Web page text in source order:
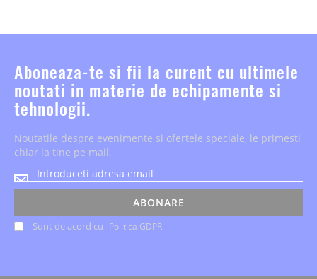
Aboneaza-te si fii la curent cu ultimele
noutati in materie de echipamente si
tehnologii.
Noutatile despre evenimente si ofertele speciale, le primesti
chiar la tine pe mail.
Noutatile
despre
si
oferteleSunt de acord cu Politica GDPR
ABONARE